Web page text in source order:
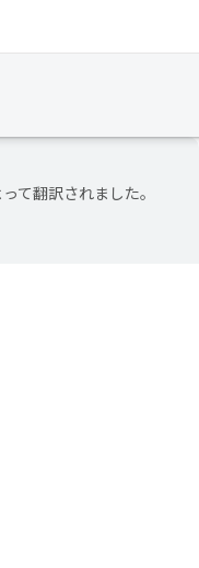
って翻訳されました。